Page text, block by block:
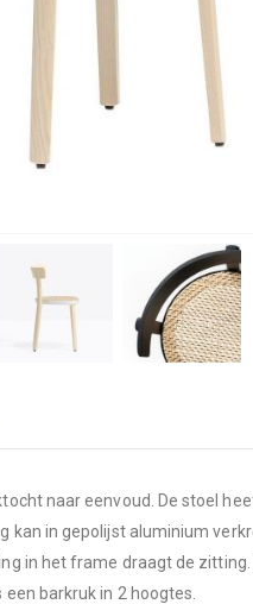
naar eenvoud. De stoel
kan in gepolijst aluminium
in het frame draagt de
barkruk in 2 hoogtes.